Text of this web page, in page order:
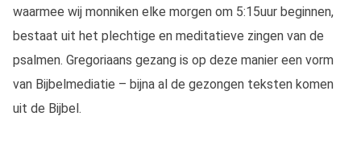
waarmee wij monniken elke morgen om 5:15uur beginnen,
bestaat uit het plechtige en meditatieve zingen van de
psalmen. Gregoriaans gezang is op deze manier een vorm
van Bijbelmediatie – bijna al de gezongen teksten komen
uit de Bijbel.